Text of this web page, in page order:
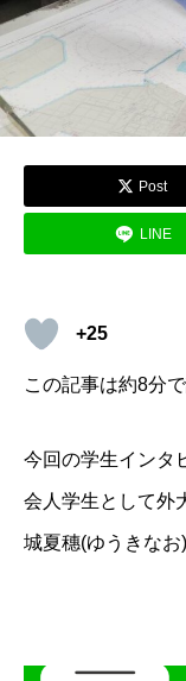
Post
LINE
+25
この記事は約8分で
今回の学生インタ
会人学生として外
城夏穗(ゆうきなお